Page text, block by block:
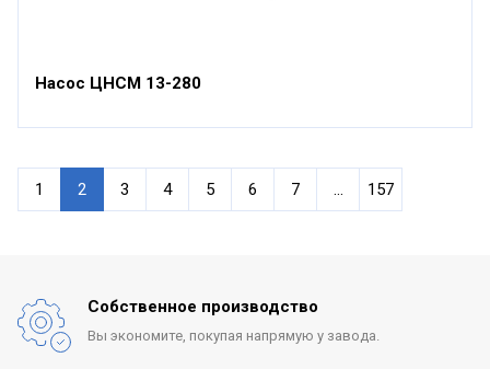
Насос ЦНСМ 13-280
1 2 3 4 5 6 7 ... 157
Собственное производство
Вы экономите, покупая напрямую у завода.